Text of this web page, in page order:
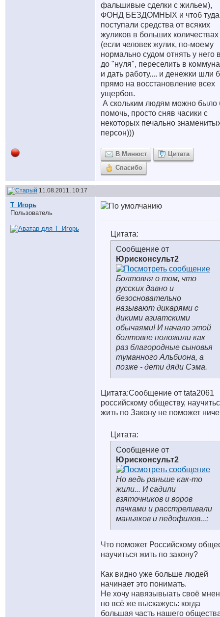
фальшивые сделки с жильем),
ФОНД БЕЗДОМНЫХ и чтоб туда
поступали средства от всяких
жуликов в больших количествах
(если человек жулик, по-моему
нормально судом отнять у него
до "нуля", переселить в
и дать работу.... и денежки шли
прямо на восстановление всех
ущербов.
А скольким людям можно было
помочь, просто сняв часики с
некоторых печально
персон)))
В Минюст
Цитата
Спасибо
11.08.2011, 10:17
Т_Игорь
Пользователь
Цитата:
Сообщение от
Юрисконсульт2
Болтовня о том, что
русских давно и
безосновательно
называют дикарями с
дикими азиатскими
обычаями! И начало этой
болтовне положили как
раз благородные сыновья
туманного Альбиона, а
позже - дети дяди Сэма.
Цитата:Сообщение от tata2061
российскому обществу,
жить по Закону не поможет
Цитата:
Сообщение от
Юрисконсульт2
Но ведь раньше как-то
жили... И садили
взяточников и воров
пачками и расстреливали
маньяков и педофилов...:
Что поможет Российскому
научиться жить по закону?
Как видно уже больше людей
начинает это понимать.
Не хочу навязывыать своё
но всё же выскажусь: когда
большая часть нашего